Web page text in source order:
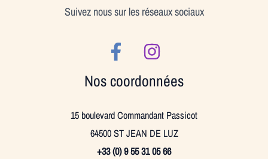
Suivez nous sur les réseaux sociaux
Nos coordonnées
15 boulevard Commandant Passicot
64500 ST JEAN DE LUZ
+33 (0) 9 55 31 05 66